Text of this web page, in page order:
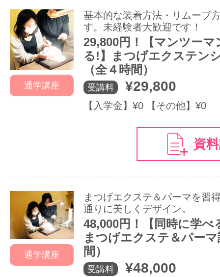
通学講座
基本的な装着方法・リムーブ
す。未経験者大歓迎です！
29,800円！【マンツーマ
る!】まつげエクステン
（全４時間）
受講料 ¥29,800
【入学金】¥0 【その他】¥0
資
通学講座
まつげエクステ＆パーマを習
通りに美しくデザイン。
48,000円！【同時に学べ
まつげエクステ＆パー
間）
受講料 ¥48,000